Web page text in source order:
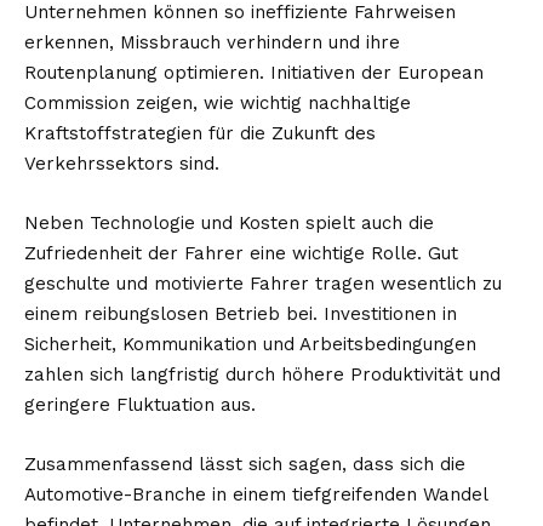
Unternehmen können so ineffiziente Fahrweisen
erkennen, Missbrauch verhindern und ihre
Routenplanung optimieren. Initiativen der European
Commission zeigen, wie wichtig nachhaltige
Kraftstoffstrategien für die Zukunft des
Verkehrssektors sind.
Neben Technologie und Kosten spielt auch die
Zufriedenheit der Fahrer eine wichtige Rolle. Gut
geschulte und motivierte Fahrer tragen wesentlich zu
einem reibungslosen Betrieb bei. Investitionen in
Sicherheit, Kommunikation und Arbeitsbedingungen
zahlen sich langfristig durch höhere Produktivität und
geringere Fluktuation aus.
Zusammenfassend lässt sich sagen, dass sich die
Automotive-Branche in einem tiefgreifenden Wandel